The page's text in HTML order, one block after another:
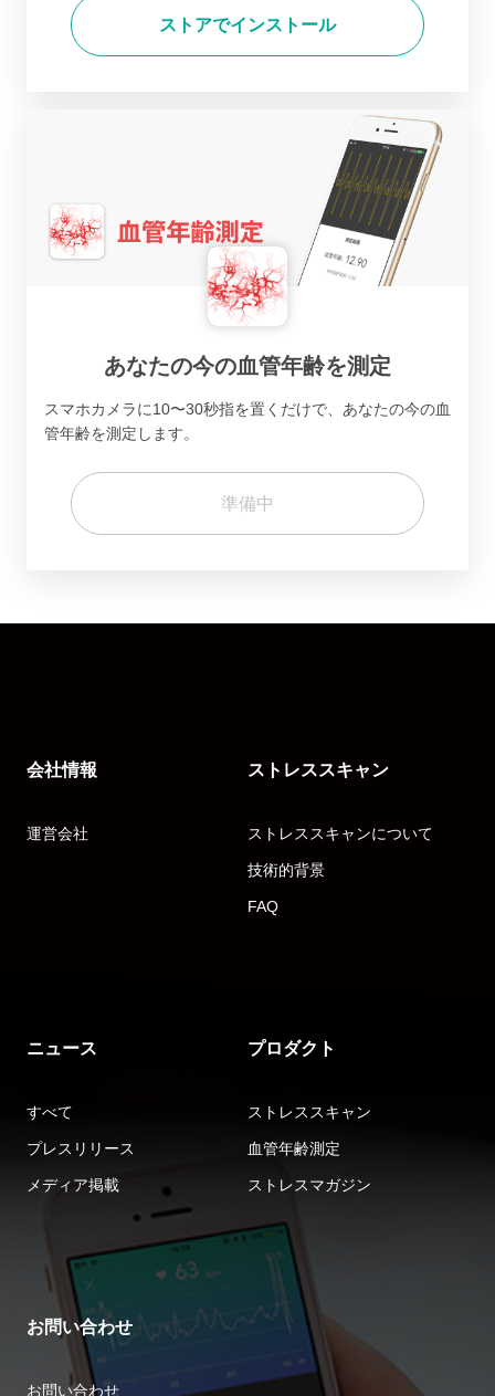
ストアでインストール
あなたの今の血管年齢を測定
スマホカメラに10〜30秒指を置くだけで、あなたの今の血
管年齢を測定します。
準備中
会社情報
運営会社
ストレススキャン
ストレススキャンについて
技術的背景
FAQ
ニュース
すべて
プレスリリース
メディア掲載
プロダクト
ストレススキャン
血管年齢測定
ストレスマガジン
お問い合わせ
お問い合わせ